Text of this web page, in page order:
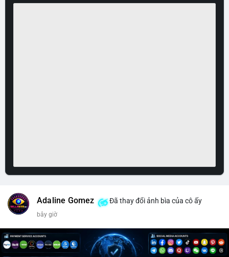
Adaline Gomez Đã thay đổi ảnh bìa của cô ấy
bây giờ